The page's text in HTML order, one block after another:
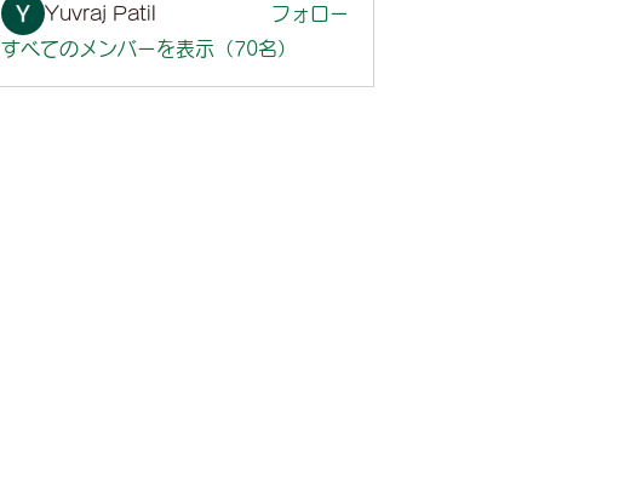
Yuvraj Patil
フォロー
すべてのメンバーを表示（70名）